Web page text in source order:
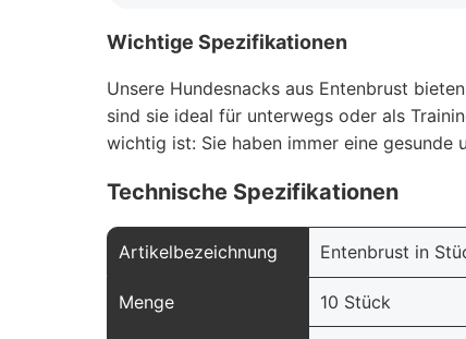
Wichtige Spezifikationen
Unsere Hundesnacks aus Entenbrust
sind sie ideal für unterwegs oder als
wichtig ist: Sie haben immer eine gesunde
Technische Spezifikationen
Artikelbezeichnung Entenbrust in
Menge 10 Stück